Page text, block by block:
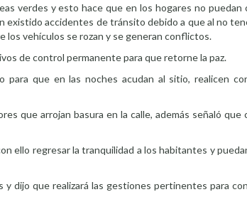
verdes y esto hace que en los hogares no puedan
existido accidentes de tránsito debido a que al no
los vehículos se rozan y se generan conflictos.
de control permanente para que retorne la paz.
que en las noches acudan al sitio, realicen
que arrojan basura en la calle, además señaló que
ello regresar la tranquilidad a los habitantes y
dijo que realizará las gestiones pertinentes para